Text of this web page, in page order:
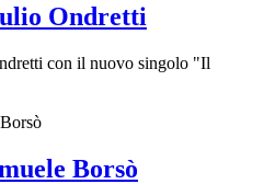
Ondretti
con il nuovo singolo "Il
Borsò